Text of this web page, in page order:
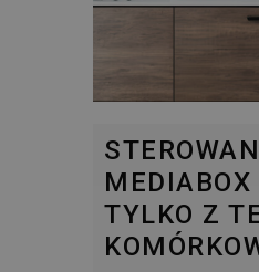
MEDIABOX
TYLKO Z